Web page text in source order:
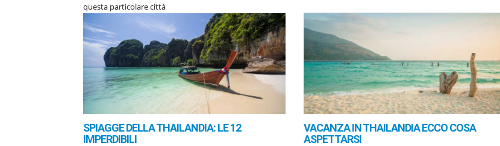
questa particolare città
SPIAGGE DELLA THAILANDIA: LE 12
IMPERDIBILI
VACANZA IN THAILANDIA ECCO COSA
ASPETTARSI